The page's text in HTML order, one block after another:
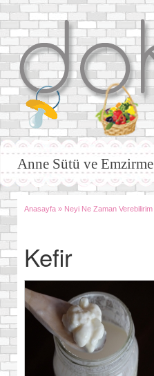
Anne Sütü ve Emzirme
Anasayfa » Neyi Ne Zaman Verebilirim
Kefir